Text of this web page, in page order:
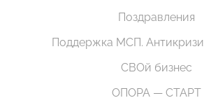
Поздравления
Поддержка МСП.
СВОй бизнес
ОПОРА — СТАРТ